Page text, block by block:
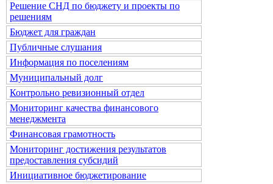
Решение СНД по бюджету и проекты по
решениям
Бюджет для граждан
Публичные слушания
Информация по поселениям
Муниципальный долг
Контрольно ревизионный отдел
Мониторинг качества финансового
менеджмента
Финансовая грамотность
Мониторинг достижения результатов
предоставления субсидий
Инициативное бюджетирование